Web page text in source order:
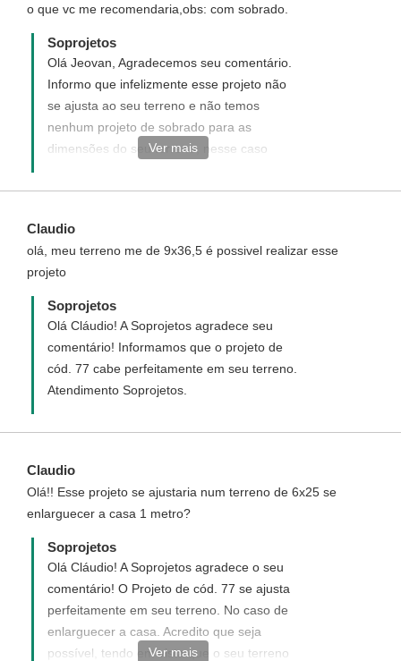
o que vc me recomendaria,obs: com sobrado.
Soprojetos
Olá Jeovan, Agradecemos seu comentário.
Informo que infelizmente esse projeto não
se ajusta ao seu terreno e não temos
nenhum projeto de sobrado para as
dimensões do seu terreno, nesse caso
personalizado que é um novo projeto
o link abaixo e veja como funciona e como
adquirir um projeto personalizado:
http://www.soprojetos.com.br/personalizado
Atendimento Soprojetos
Ver mais
Claudio
olá, meu terreno me de 9x36,5 é possivel realizar esse
projeto
Soprojetos
Olá Cláudio! A Soprojetos agradece seu
comentário! Informamos que o projeto de
cód. 77 cabe perfeitamente em seu terreno.
Atendimento Soprojetos.
Claudio
Olá!! Esse projeto se ajustaria num terreno de 6x25 se
enlarguecer a casa 1 metro?
Soprojetos
Olá Cláudio! A Soprojetos agradece o seu
comentário! O Projeto de cód. 77 se ajusta
perfeitamente em seu terreno. No caso de
enlarguecer a casa. Acredito que seja
possível, tendo em vista que o seu terreno
Ver mais